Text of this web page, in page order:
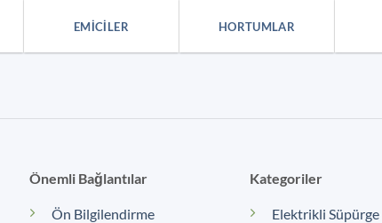
EMICILER HORTUMLAR
Önemli Bağlantılar
Ön Bilgilendirme
Kategoriler
Elektrikli Süpürge